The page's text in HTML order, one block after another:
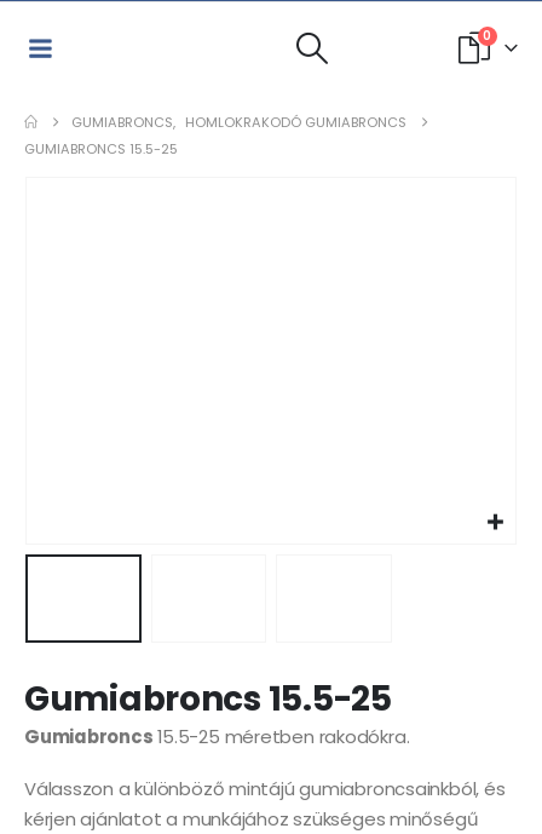
0
GUMIABRONCS, HOMLOKRAKODÓ GUMIABRONCS
GUMIABRONCS 15.5-25
Gumiabroncs 15.5-25
Gumiabroncs15.5-25 méretben rakodókra.
Válasszon a különböző mintájú gumiabroncsainkból, és
kérjen ajánlatot a munkájához szükséges minőségű